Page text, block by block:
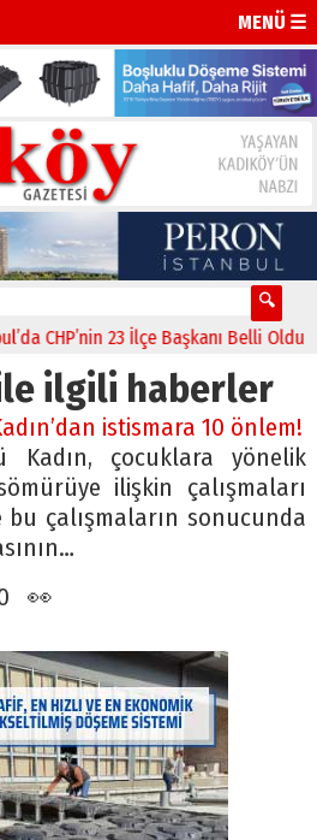
MENÜ ☰
CHP’nin 23 İlçe Başkanı Belli Oldu
ilgili haberler
istismara 10 önlem!
Kadın, çocuklara yönelik
ilişkin çalışmaları
çalışmaların sonucunda
0 👀